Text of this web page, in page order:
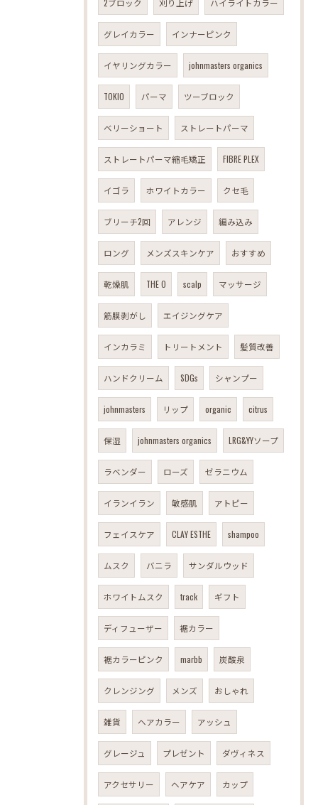
グレイカラー インナーピンク
イヤリングカラー johnmasters organics
TOKIO パーマ ツーブロック
ベリーショート ストレートパーマ
ストレートパーマ縮毛矯正 FIBRE PLEX
イゴラ ホワイトカラー クセ毛
ブリーチ2回 アレンジ 編み込み
ロング メンズスキンケア おすすめ
乾燥肌 THE O scalp マッサージ
筋膜剥がし エイジングケア
インカラミ トリートメント 髪質改善
ハンドクリーム SDGs シャンプー
johnmasters リップ organic citrus
保湿 johnmasters organics LRG&YYソープ
ラベンダー ローズ ゼラニウム
イランイラン 敏感肌 アトピー
フェイスケア CLAY ESTHE shampoo
ムスク バニラ サンダルウッド
ホワイトムスク track ギフト
ディフューザー 裾カラー
裾カラーピンク marbb 炭酸泉
クレンジング メンズ おしゃれ
雑貨 ヘアカラー アッシュ
グレージュ プレゼント ダヴィネス
アクセサリー ヘアケア カップ